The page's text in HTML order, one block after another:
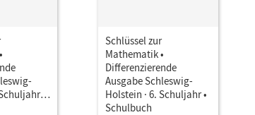
•
Schlüssel zur
Mathematik •
Differenzierende
Ausgabe Schleswig-
Holstein · 6. Schuljahr •
Schulbuch